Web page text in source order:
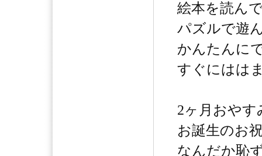
絵本を読ん
パズルで遊
かんたんに
すぐにはは
2ヶ月おや
お誕生のお
なんだか恥